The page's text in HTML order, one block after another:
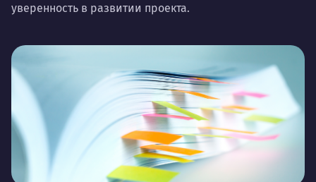
уверенность в развитии проекта.